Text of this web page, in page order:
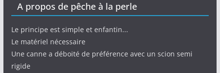
A propos de pêche à la perle
Le principe est simple et enfantin...
Le matériel nécessaire
Une canne a déboité de préférence avec un scion semi
rigide